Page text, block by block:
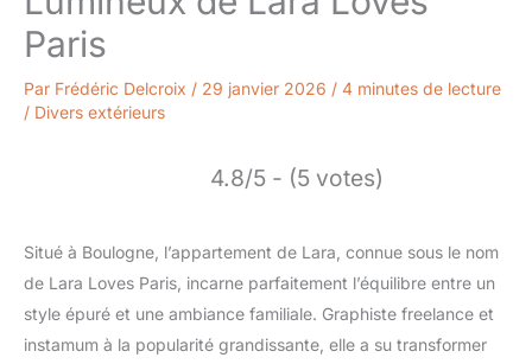
Paris
Par Frédéric Delcroix / 29 janvier 2026 / 4 minutes de lecture
/ Divers extérieurs
4.8/5 - (5 votes)
Situé à Boulogne, l’appartement de Lara, connue sous le nom
de Lara Loves Paris, incarne parfaitement l’équilibre entre un
style épuré et une ambiance familiale. Graphiste freelance et
instamum à la popularité grandissante, elle a su transformer